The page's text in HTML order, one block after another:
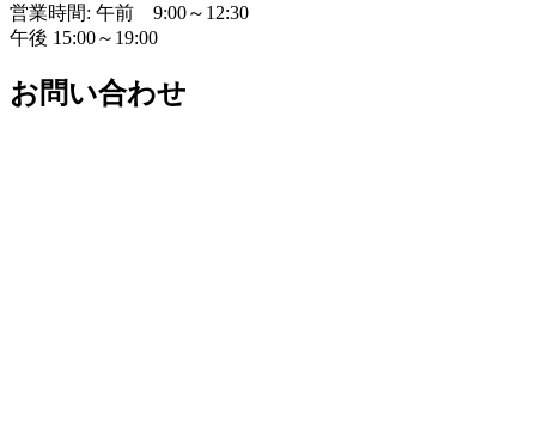
営業時間: 午前 9:00～12:30
午後 15:00～19:00
お問い合わせ